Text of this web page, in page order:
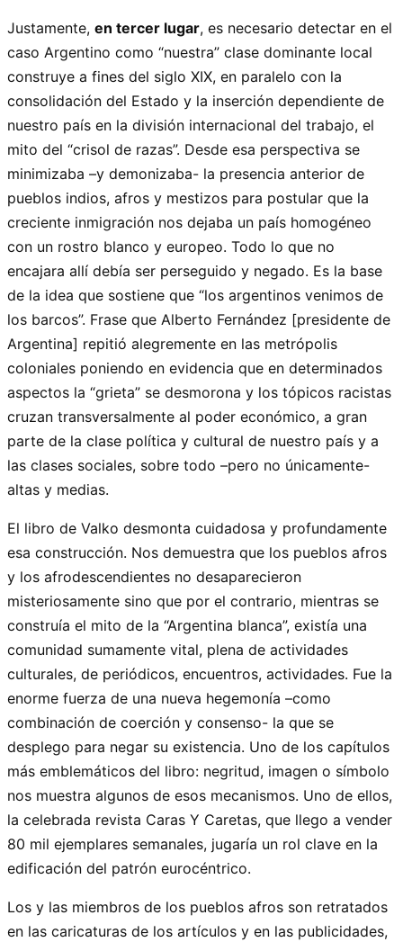
Justamente, en tercer lugar, es necesario detectar en el
caso Argentino como “nuestra” clase dominante local
construye a fines del siglo XIX, en paralelo con la
consolidación del Estado y la inserción dependiente de
nuestro país en la división internacional del trabajo, el
mito del “crisol de razas”. Desde esa perspectiva se
minimizaba –y demonizaba- la presencia anterior de
pueblos indios, afros y mestizos para postular que la
creciente inmigración nos dejaba un país homogéneo
con un rostro blanco y europeo. Todo lo que no
encajara allí debía ser perseguido y negado. Es la base
de la idea que sostiene que “los argentinos venimos de
los barcos”. Frase que Alberto Fernández [presidente de
Argentina] repitió alegremente en las metrópolis
coloniales poniendo en evidencia que en determinados
aspectos la “grieta” se desmorona y los tópicos racistas
cruzan transversalmente al poder económico, a gran
parte de la clase política y cultural de nuestro país y a
las clases sociales, sobre todo –pero no únicamente-
altas y medias.
El libro de Valko desmonta cuidadosa y profundamente
esa construcción. Nos demuestra que los pueblos afros
y los afrodescendientes no desaparecieron
misteriosamente sino que por el contrario, mientras se
construía el mito de la “Argentina blanca”, existía una
comunidad sumamente vital, plena de actividades
culturales, de periódicos, encuentros, actividades. Fue la
enorme fuerza de una nueva hegemonía –como
combinación de coerción y consenso- la que se
desplego para negar su existencia. Uno de los capítulos
más emblemáticos del libro: negritud, imagen o símbolo
nos muestra algunos de esos mecanismos. Uno de ellos,
la celebrada revista Caras Y Caretas, que llego a vender
80 mil ejemplares semanales, jugaría un rol clave en la
edificación del patrón eurocéntrico.
Los y las miembros de los pueblos afros son retratados
en las caricaturas de los artículos y en las publicidades,